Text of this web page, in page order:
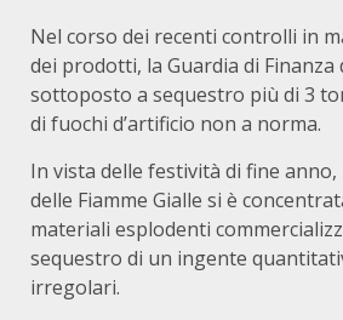
Nel corso dei recenti controlli in
dei prodotti, la Guardia di Finanza
sottoposto a sequestro più di 3
di fuochi d’artificio non a norma.
In vista delle festività di fine
delle Fiamme Gialle si è
materiali esplodenti
sequestro di un ingente
irregolari.